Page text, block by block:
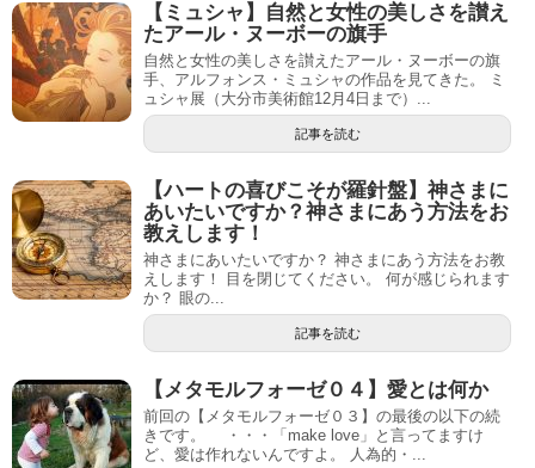
【ミュシャ】自然と女性の美しさを讃え
たアール・ヌーボーの旗手
自然と女性の美しさを讃えたアール・ヌーボーの旗
手、アルフォンス・ミュシャの作品を見てきた。 ミ
ュシャ展（大分市美術館12月4日まで）...
記事を読む
【ハートの喜びこそが羅針盤】神さまに
あいたいですか？神さまにあう方法をお
教えします！
神さまにあいたいですか？ 神さまにあう方法をお教
えします！ 目を閉じてください。 何が感じられます
か？ 眼の...
記事を読む
【メタモルフォーゼ０４】愛とは何か
前回の【メタモルフォーゼ０３】の最後の以下の続
きです。 ・・・「make love」と言ってますけ
ど、愛は作れないんですよ。 人為的・...